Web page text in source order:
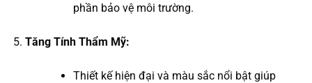
phần bảo vệ môi trường.
Tăng Tính Thẩm Mỹ:
Thiết kế hiện đại và màu sắc nổi bật giúp